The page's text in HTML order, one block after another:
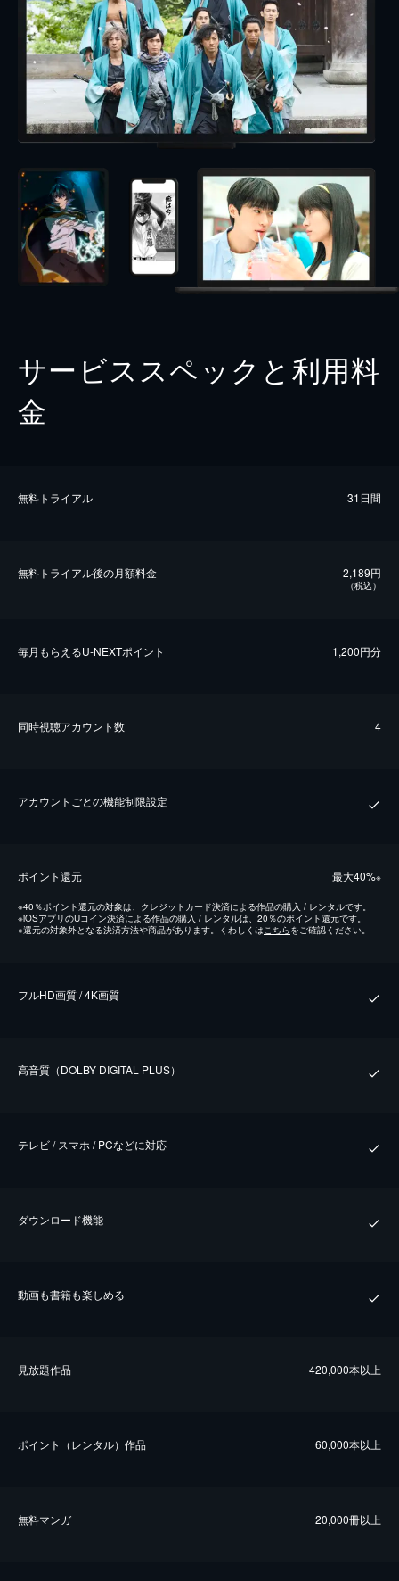
サービススペックと利用料
金
無料トライアル 31日間
無料トライアル後の⽉額料金 2,189円
（税込）
毎⽉もらえるU-NEXTポイント 1,200円分
同時視聴アカウント数 4
アカウントごとの機能制限設定
ポイント還元 最⼤40%※
※40％ポイント還元の対象は、クレジットカード決済による作品の購入 / レンタルです。
※iOSアプリのUコイン決済による作品の購入 / レンタルは、20％のポイント還元です。
※還元の対象外となる決済方法や商品があります。くわしくは こちらをご確認ください。
フルHD画質 / 4K画質
⾼⾳質（DOLBY DIGITAL PLUS）
テレビ / スマホ / PCなどに対応
ダウンロード機能
動画も書籍も楽しめる
⾒放題作品 420,000本以上
ポイント（レンタル）作品 60,000本以上
無料マンガ 20,000冊以上